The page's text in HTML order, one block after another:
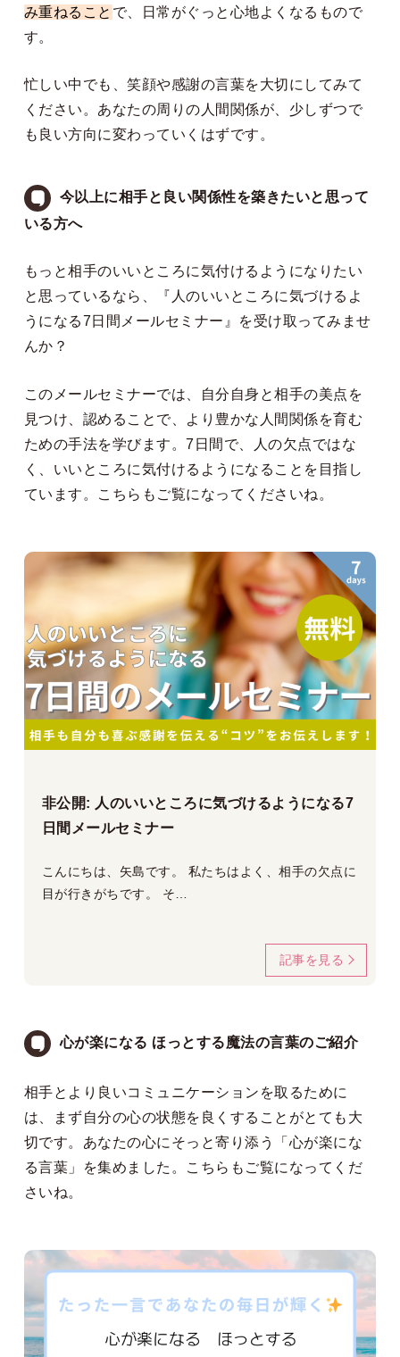
み重ねること で、日常がぐっと心地よくなるもので
す。
忙しい中でも、笑顔や感謝の言葉を大切にしてみて
ください。あなたの周りの人間関係が、少しずつで
も良い方向に変わっていくはずです。
今以上に相手と良い関係性を築きたいと思って
いる方へ
もっと相手のいいところに気付けるようになりたい
と思っているなら、『人のいいところに気づけるよ
うになる7日間メールセミナー』を受け取ってみませ
んか？
このメールセミナーでは、自分自身と相手の美点を
見つけ、認めることで、より豊かな人間関係を育む
ための手法を学びます。7日間で、人の欠点ではな
く、いいところに気付けるようになることを目指し
ています。 こちらも ご覧になってくださいね。
非公開: 人のいいところに気づけるようになる7
日間メールセミナー
こんにちは、矢島です。 私たちはよく、相手の欠点に
目が行きがちです。 そ…
記事を見る
心が楽になる ほっとする魔法の言葉のご紹介
相手とより良いコミュニケーションを取るために
は、まず自分の心の状態を良くすることがとても大
切です。あなたの心にそっと寄り添う「心が楽にな
る言葉」を集めました。 こちらも ご覧になってくだ
さいね。